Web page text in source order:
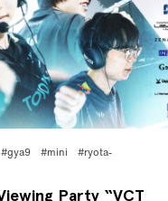
#gya9 #mini
#ryota-
Party “VCT